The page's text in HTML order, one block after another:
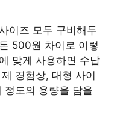
이즈 모두 구비해두
500원 차이로 이렇
맞게 사용하면 수납
경험상, 대형 사이
정도의 용량을 담을